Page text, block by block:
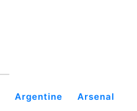
Argentine Arsenal